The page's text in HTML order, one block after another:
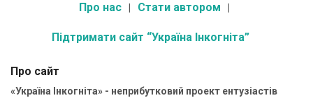
Про нас Стати автором
Підтримати сайт “Україна Інкогніта”
Про сайт
«Україна Інкогніта» - неприбутковий проект ентузіастів